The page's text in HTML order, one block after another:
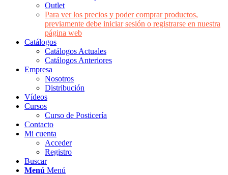
Outlet
Para ver los precios y poder comprar productos,
previamente debe iniciar sesión o registrarse en nuestra
página web
Catálogos
Catálogos Actuales
Catálogos Anteriores
Empresa
Nosotros
Distribución
Vídeos
Cursos
Curso de Posticería
Contacto
Mi cuenta
Acceder
Registro
Buscar
Menú Menú